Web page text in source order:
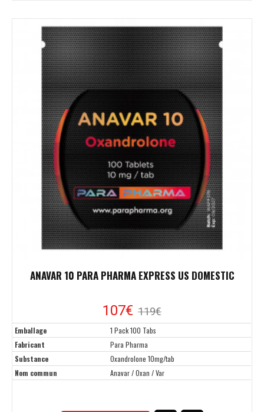
ANAVAR 10 PARA PHARMA EXPRESS US DOMESTIC
107€ 119€
Emballage
1 Pack 100 Tabs
Fabricant
Para Pharma
Substance
Oxandrolone 10mg/tab
Nom commun
Anavar / Oxan / Var